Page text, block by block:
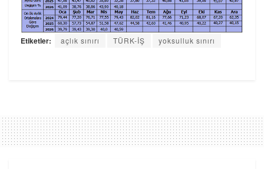
Etiketler: açlık sınırı TÜRK-İŞ yoksulluk sınırı